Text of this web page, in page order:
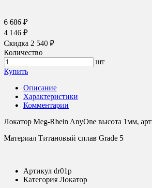
6 686 ₽
4 146 ₽
Скидка 2 540 ₽
Количество
шт
Купить
Описание
Характеристики
Комментарии
Локатор Meg-Rhein AnyOne высота 1мм,
Материал Титановый сплав Grade 5
Артикул dr01p
Категория Локатор